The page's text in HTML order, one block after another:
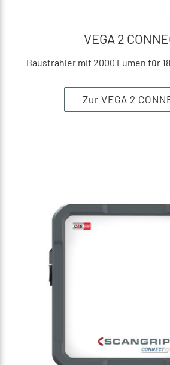
VEGA 2
Baustrahler mit 2000 Lumen für
Zur VEGA 2